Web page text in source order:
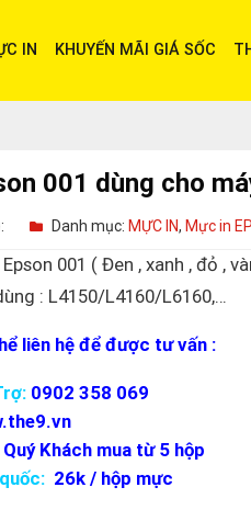
IN KHUYẾN MÃI GIÁ SỐC
001 dùng cho
Danh mục: MỰC IN, Mực in
001 ( Đen , xanh , đỏ ,
: L4150/L4160/L6160,…
liên hệ để được tư vấn :
0902 358 069
Quý Khách mua từ 5 hộp
26k / hộp mực